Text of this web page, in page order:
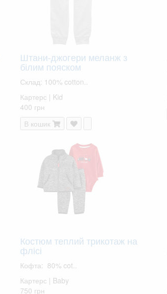
Штани-джогери меланж з
білим пояском
Склад: 100% cotton..
Картерс | Kid
400 грн
В кошик
Костюм теплий трикотаж на
флісі
Кофта: 80% cot..
Картерс | Baby
750 грн